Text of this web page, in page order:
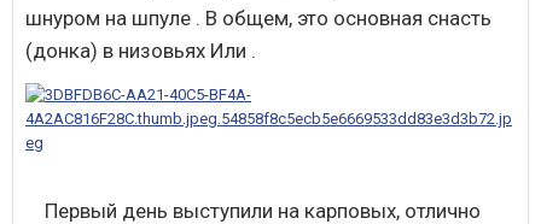
шнуром на шпуле . В общем, это основная снасть
(донка) в низовьях Или .
Первый день выступили на карповых, отлично